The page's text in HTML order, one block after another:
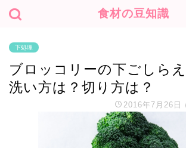
食材の豆知識
下処理
ブロッコリーの下ごしらえ
洗い方は？切り方は？
2016年7月26日